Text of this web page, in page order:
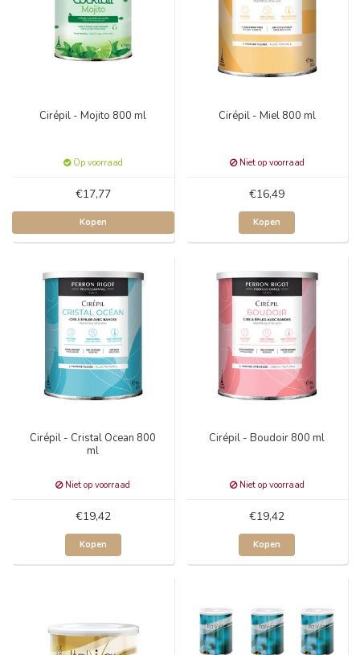
Cirépil - Mojito 800 ml
Op voorraad
€17,77
Kopen
Cirépil - Miel 800 ml
Niet op voorraad
€16,49
Kopen
Cirépil - Cristal Ocean 800
ml
Niet op voorraad
€19,42
Kopen
Cirépil - Boudoir 800 ml
Niet op voorraad
€19,42
Kopen